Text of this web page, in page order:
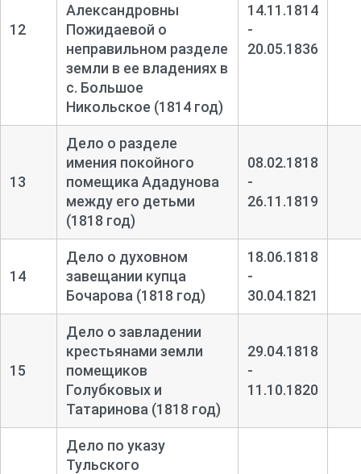
12
Александровны
Пожидаевой о
неправильном разделе
земли в ее владениях в
с. Большое
Никольское (1814 год)
14.11.1814
-
20.05.1836
13
Дело о разделе
имения покойного
помещика Ададунова
между его детьми
(1818 год)
08.02.1818
-
26.11.1819
14
Дело о духовном
завещании купца
Бочарова (1818 год)
18.06.1818
-
30.04.1821
15
Дело о завладении
крестьянами земли
помещиков
Голубковых и
Татаринова (1818 год)
29.04.1818
-
11.10.1820
Дело по указу
Тульского